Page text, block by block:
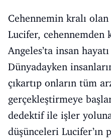
Cehennemin kralı
Lucifer, cehennemden
Angeles’ta insan
Dünyadayken
çıkartıp onların tüm
gerçekleştirmeye
dedektif ile işler
düşünceleri Lucifer’ın